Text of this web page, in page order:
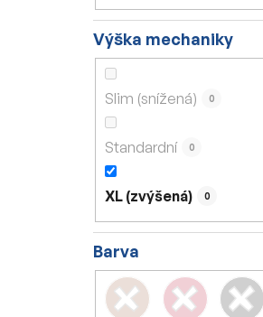
Výška mechaniky
Slim (snížená) 0
Standardní 0
XL (zvýšená) 0
Barva